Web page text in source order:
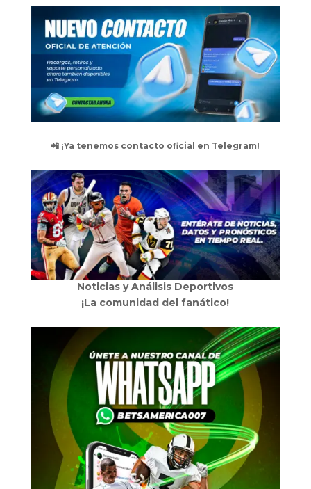
📲 ¡Ya tenemos contacto oficial en Telegram!
Noticias y Análisis Deportivos
¡La comunidad del fanático!